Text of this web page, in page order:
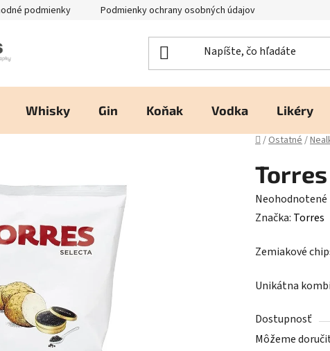
podmienky Podmienky ochrany osobných údajov
Whisky Gin Koňak Vodka Likéry
Domov
/Ostatné/
Priemerné
hodnotenie
je
z
hviezdičiek.
Neohodnotené
Značka: Torres
Zemiakové
Unikátna
Dostupnosť
Môžeme